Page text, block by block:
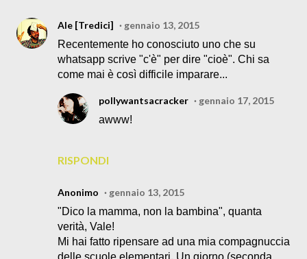
Ale [Tredici]
gennaio 13, 2015
Recentemente ho conosciuto uno che su
whatsapp scrive "c'è" per dire "cioè". Chi sa
come mai è così difficile imparare...
RISPONDI
pollywantsacracker
gennaio 17, 2015
awww!
Anonimo
gennaio 13, 2015
"Dico la mamma, non la bambina", quanta
verità, Vale!
Mi hai fatto ripensare ad una mia compagnuccia
delle scuole elementari. Un giorno (seconda